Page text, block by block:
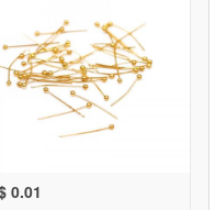
0.01